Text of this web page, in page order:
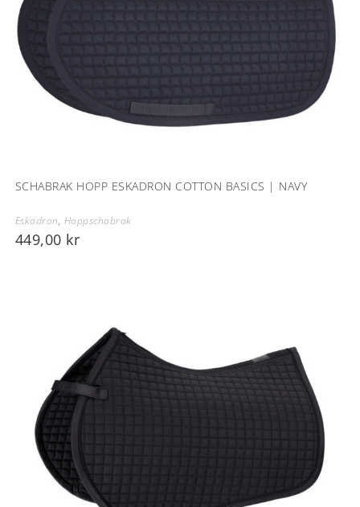
SCHABRAK HOPP ESKADRON COTTON BASICS | NAVY
Eskadron, Hoppschabrak
449,00 kr